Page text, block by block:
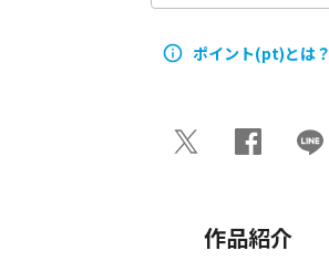
ポイント(pt)とは？
作品紹介